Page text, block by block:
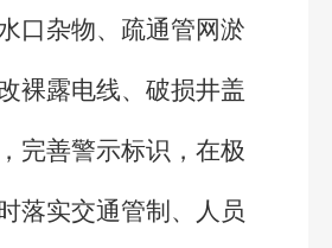
口杂物、疏通管网淤
裸露电线、破损井盖
完善警示标识，在极
落实交通管制、人员